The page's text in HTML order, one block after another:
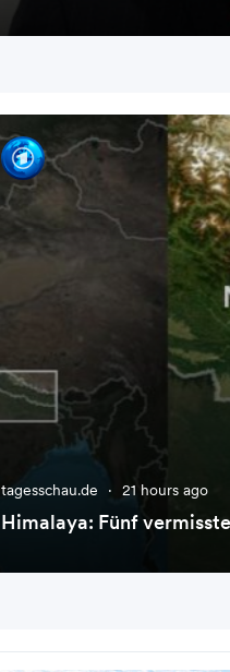
tagesschau.de · 21 hours ago
Himalaya: Fünf